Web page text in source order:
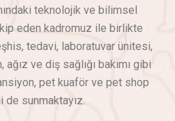
teknolojik ve bilimsel
eden kadromuz ile birlikte
tedavi, laboratuvar ünitesi,
ve diş sağlığı bakımı gibi
pet kuaför ve pet shop
de sunmaktayız.